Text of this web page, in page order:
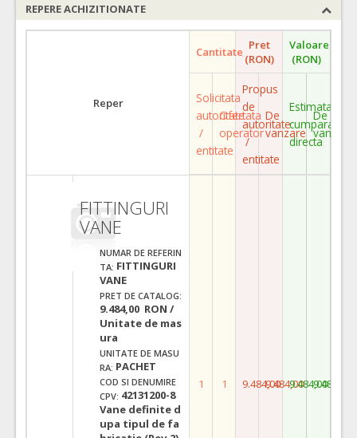
REPERE ACHIZITIONATE
Reper
Cantitate Pret
(RON)
Valoare
(RON)
Solicitata
autoritate
/
entitate
Ofertata
operator
Propus
de
autoritate
/
entitate
De
vanzare
Estimata
cumparare
directa
De
vanzare
FITTINGURI
VANE
NUMAR DE REFERIN
TA: FITTINGURI
VANE
PRET DE CATALOG:
9.484,00 RON /
Unitate de mas
ura
UNITATE DE MASU
RA: PACHET
COD SI DENUMIRE
CPV: 42131200-8
Vane definite d
upa tipul de fa
1 1 9.484,009.484,009.484,009.484,00